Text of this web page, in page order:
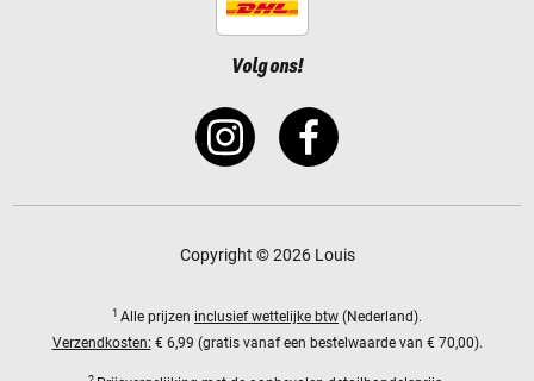
Volg ons!
Copyright © 2026 Louis
1 Alle prijzen inclusief wettelijke btw (Nederland).
Verzendkosten: € 6,99 (gratis vanaf een bestelwaarde van € 70,00).